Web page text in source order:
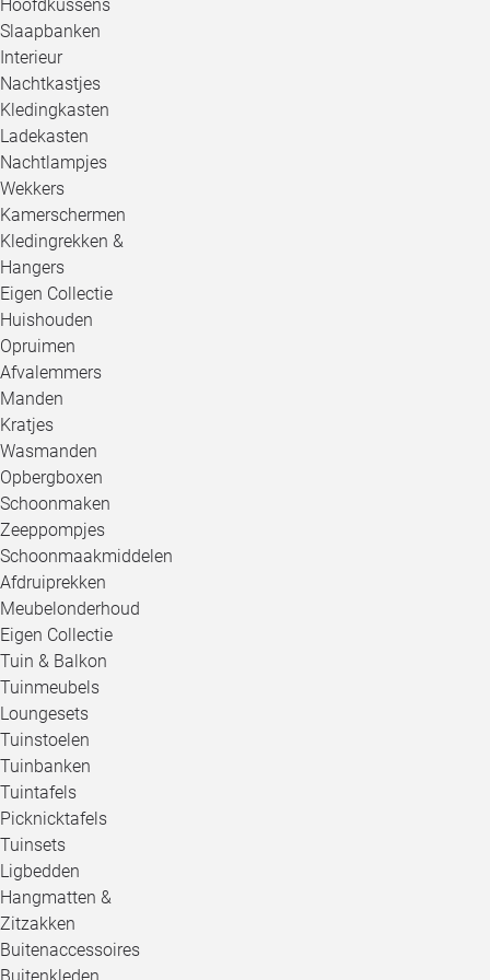
Hoofdkussens
Slaapbanken
Interieur
Nachtkastjes
Kledingkasten
Ladekasten
Nachtlampjes
Wekkers
Kamerschermen
Kledingrekken &
Hangers
Eigen Collectie
Huishouden
Opruimen
Afvalemmers
Manden
Kratjes
Wasmanden
Opbergboxen
Schoonmaken
Zeeppompjes
Schoonmaakmiddelen
Afdruiprekken
Meubelonderhoud
Eigen Collectie
Tuin & Balkon
Tuinmeubels
Loungesets
Tuinstoelen
Tuinbanken
Tuintafels
Picknicktafels
Tuinsets
Ligbedden
Hangmatten &
Zitzakken
Buitenaccessoires